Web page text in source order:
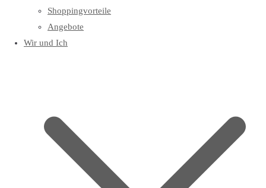
Shoppingvorteile
Angebote
Wir und Ich